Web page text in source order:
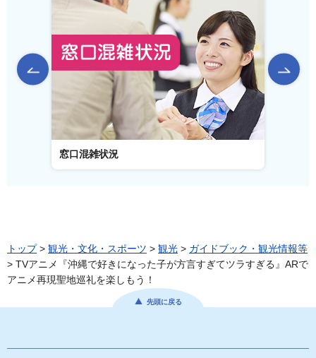
前のスライドを表示
窓口混雑状況
トップ> 観光・文化・スポーツ > 観光 > ガイドブック・観光情報等
> TVアニメ『沖縄で好きになった子が方言すぎてツラすぎる』ARで
アニメ再現聖地巡礼を楽しもう！
先頭に戻る